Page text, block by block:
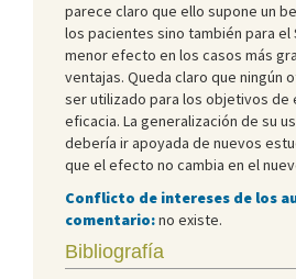
parece claro que ello supone un
los pacientes sino también para el
menor efecto en los casos más
ventajas. Queda claro que ningún
ser utilizado para los objetivos de
eficacia. La generalización de su
debería ir apoyada de nuevos
que el efecto no cambia en el
Conflicto de intereses de los
comentario:no existe.
Bibliografía